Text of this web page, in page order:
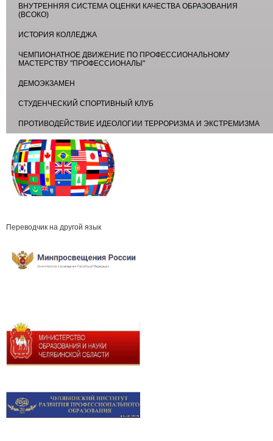
ВНУТРЕННЯЯ СИСТЕМА ОЦЕНКИ КАЧЕСТВА ОБРАЗОВАНИЯ
(ВСОКО)
ИСТОРИЯ КОЛЛЕДЖА
ЧЕМПИОНАТНОЕ ДВИЖЕНИЕ ПО ПРОФЕССИОНАЛЬНОМУ
МАСТЕРСТВУ "ПРОФЕССИОНАЛЫ"
ДЕМОЭКЗАМЕН
СТУДЕНЧЕСКИЙ СПОРТИВНЫЙ КЛУБ
ПРОТИВОДЕЙСТВИЕ ИДЕОЛОГИИ ТЕРРОРИЗМА И ЭКСТРЕМИЗМА
Переводчик на другой язык